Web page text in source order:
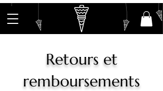
Retours et
remboursements